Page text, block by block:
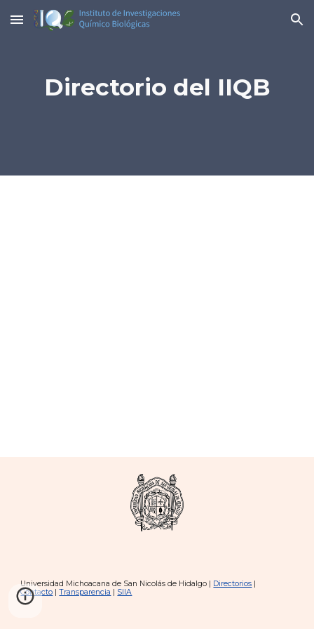
Skip to main content Skip to navigation
Directorio del IIQB
Universidad Michoacana de San Nicolás de Hidalgo | Directorios
Contacto
Transparencia SIIA